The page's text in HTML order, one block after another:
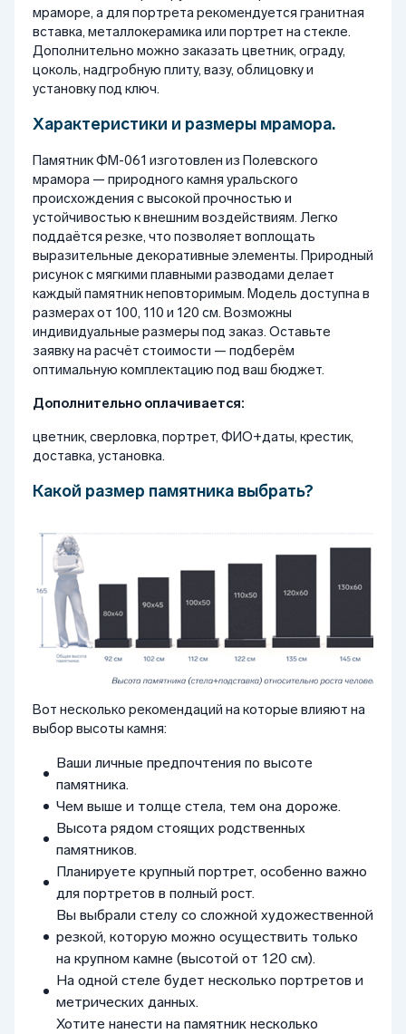
мраморе, а для портрета рекомендуется гранитная
вставка, металлокерамика или портрет на стекле.
Дополнительно можно заказать цветник, ограду,
цоколь, надгробную плиту, вазу, облицовку и
установку под ключ.
Характеристики и размеры мрамора.
Памятник ФМ-061 изготовлен из Полевского
мрамора — природного камня уральского
происхождения с высокой прочностью и
устойчивостью к внешним воздействиям. Легко
поддаётся резке, что позволяет воплощать
выразительные декоративные элементы. Природный
рисунок с мягкими плавными разводами делает
каждый памятник неповторимым. Модель доступна в
размерах от 100, 110 и 120 см. Возможны
индивидуальные размеры под заказ. Оставьте
заявку на расчёт стоимости — подберём
оптимальную комплектацию под ваш бюджет.
Дополнительно оплачивается:
цветник, сверловка, портрет, ФИО+даты, крестик,
доставка, установка.
Какой размер памятника выбрать?
Вот несколько рекомендаций на которые влияют на
выбор высоты камня:
Ваши личные предпочтения по высоте
памятника.
Чем выше и толще стела, тем она дороже.
Высота рядом стоящих родственных
памятников.
Планируете крупный портрет, особенно важно
для портретов в полный рост.
Вы выбрали стелу со сложной художественной
резкой, которую можно осуществить только
на крупном камне (высотой от 120 см).
На одной стеле будет несколько портретов и
метрических данных.
Хотите нанести на памятник несколько